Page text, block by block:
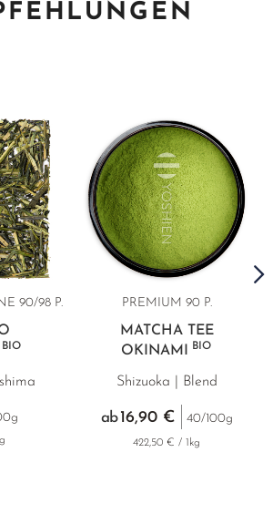
90/98 P.
BIO
PREMIUM 90 P.
MATCHA TEE
OKINAMI
BIO
Shizuoka | Blend
ab 16,90 € 40/100g
422,50 € / 1kg